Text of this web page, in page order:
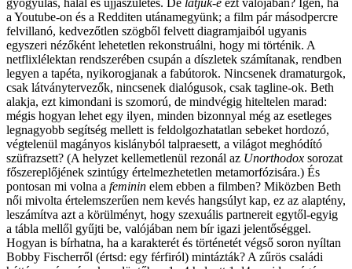
gyógyulás, halál és újjászületés. De látjuk-e ezt valójában? Igen, ha
a Youtube-on és a Redditen utánamegyünk; a film pár másodpercre
felvillanó, kedvezőtlen szögből felvett diagramjaiból ugyanis
egyszeri nézőként lehetetlen rekonstruálni, hogy mi történik. A
netflixlélektan rendszerében csupán a díszletek számítanak, rendben
legyen a tapéta, nyikorogjanak a fabútorok. Nincsenek dramaturgok,
csak látványtervezők, nincsenek dialógusok, csak tagline-ok. Beth
alakja, ezt kimondani is szomorú, de mindvégig hiteltelen marad:
mégis hogyan lehet egy ilyen, minden bizonnyal még az esetleges
legnagyobb segítség mellett is feldolgozhatatlan sebeket hordozó,
végtelenül magányos kislányból talpraesett, a világot meghódító
szüfrazsett? (A helyzet kellemetlenül rezonál az Unorthodox sorozat
főszereplőjének szintúgy értelmezhetetlen metamorfózisára.) És
pontosan mi volna a feminin elem ebben a filmben? Miközben Beth
női mivolta értelemszerűen nem kevés hangsúlyt kap, ez az alaptény,
leszámítva azt a körülményt, hogy szexuális partnereit egytől-egyig
a tábla mellől gyűjti be, valójában nem bír igazi jelentőséggel.
Hogyan is bírhatna, ha a karakterét és történetét végső soron nyíltan
Bobby Fischerről (értsd: egy férfiról) mintázták? A zűrös családi